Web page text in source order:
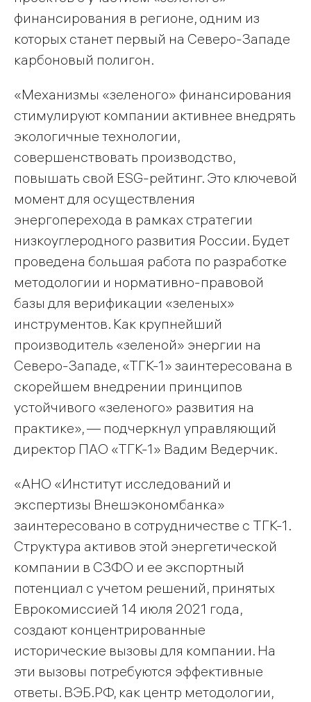
финансирования в регионе, одним из
которых станет первый на Северо-Западе
карбоновый полигон.
«Механизмы «зеленого» финансирования
стимулируют компании активнее внедрять
экологичные технологии,
совершенствовать производство,
повышать свой ESG-рейтинг. Это ключевой
момент для осуществления
энергоперехода в рамках стратегии
низкоуглеродного развития России. Будет
проведена большая работа по разработке
методологии и нормативно-правовой
базы для верификации «зеленых»
инструментов. Как крупнейший
производитель «зеленой» энергии на
Северо-Западе, «ТГК-1» заинтересована в
скорейшем внедрении принципов
устойчивого «зеленого» развития на
практике», — подчеркнул управляющий
директор ПАО «ТГК-1» Вадим Ведерчик.
«АНО «Институт исследований и
экспертизы Внешэкономбанка»
заинтересовано в сотрудничестве с ТГК-1.
Структура активов этой энергетической
компании в СЗФО и ее экспортный
потенциал с учетом решений, принятых
Еврокомиссией 14 июля 2021 года,
создают концентрированные
исторические вызовы для компании. На
эти вызовы потребуются эффективные
ответы. ВЭБ.РФ, как центр методологии,